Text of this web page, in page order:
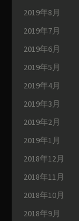
2019年8月
2019年7月
2019年6月
2019年5月
2019年4月
2019年3月
2019年2月
2019年1月
2018年12月
2018年11月
2018年10月
2018年9月